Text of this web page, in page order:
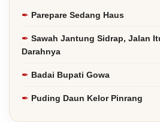
Parepare Sedang Haus
Sawah Jantung Sidrap, Jalan
Darahnya
Badai Bupati Gowa
Puding Daun Kelor Pinrang